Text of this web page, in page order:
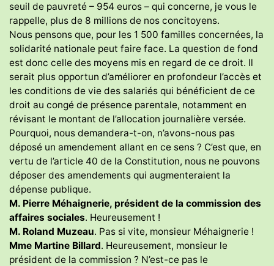
seuil de pauvreté – 954 euros – qui concerne, je vous le
rappelle, plus de 8 millions de nos concitoyens.
Nous pensons que, pour les 1 500 familles concernées, la
solidarité nationale peut faire face. La question de fond
est donc celle des moyens mis en regard de ce droit. Il
serait plus opportun d’améliorer en profondeur l’accès et
les conditions de vie des salariés qui bénéficient de ce
droit au congé de présence parentale, notamment en
révisant le montant de l’allocation journalière versée.
Pourquoi, nous demandera-t-on, n’avons-nous pas
déposé un amendement allant en ce sens ? C’est que, en
vertu de l’article 40 de la Constitution, nous ne pouvons
déposer des amendements qui augmenteraient la
dépense publique.
M. Pierre Méhaignerie, président de la commission des
affaires sociales. Heureusement !
M. Roland Muzeau. Pas si vite, monsieur Méhaignerie !
Mme Martine Billard. Heureusement, monsieur le
président de la commission ? N’est-ce pas le